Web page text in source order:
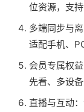
位资源，支持
多端同步与
适配手机、
会员专属权
先看、多设备
直播与互动